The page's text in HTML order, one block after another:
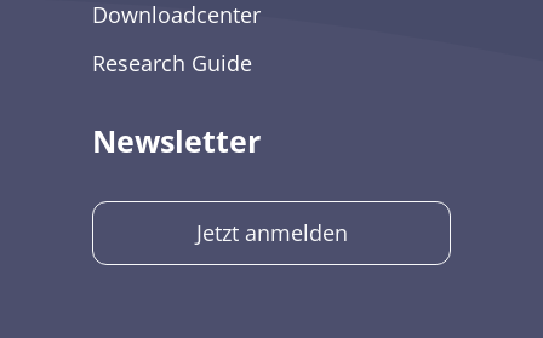
Downloadcenter
Research Guide
Newsletter
Jetzt anmelden